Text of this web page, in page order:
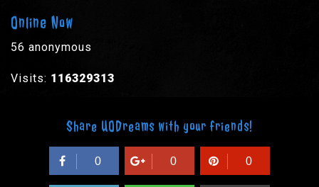
Online Now
56 anonymous
Visits: 116329313
Share UODreams with your friends!
0 0 0